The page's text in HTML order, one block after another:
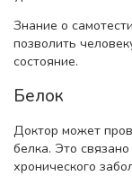
Знание о
позволить
состояние.
Белок
Доктор может
белка. Это
хронического